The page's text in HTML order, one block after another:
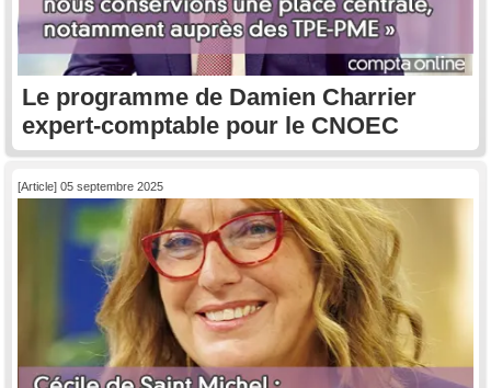
Le programme de Damien Charrier
expert-comptable pour le CNOEC
[Article] 05 septembre 2025